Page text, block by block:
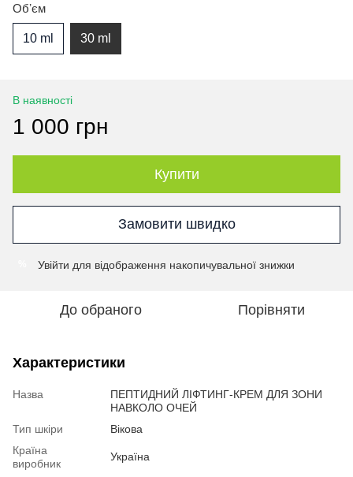
Обʼєм
10 ml 30 ml
В наявності
1 000 грн
Купити
Замовити швидко
Увійти для відображення накопичувальної знижки
До обраного Порівняти
Характеристики
Назва
ПЕПТИДНИЙ ЛІФТИНГ-КРЕМ ДЛЯ ЗОНИ
НАВКОЛО ОЧЕЙ
Тип шкіри
Вікова
Країна
виробник
Україна